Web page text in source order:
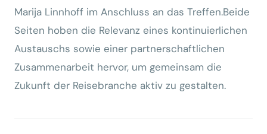
Marija Linnhoff im Anschluss an das Treffen.Beide
Seiten hoben die Relevanz eines kontinuierlichen
Austauschs sowie einer partnerschaftlichen
Zusammenarbeit hervor, um gemeinsam die
Zukunft der Reisebranche aktiv zu gestalten.